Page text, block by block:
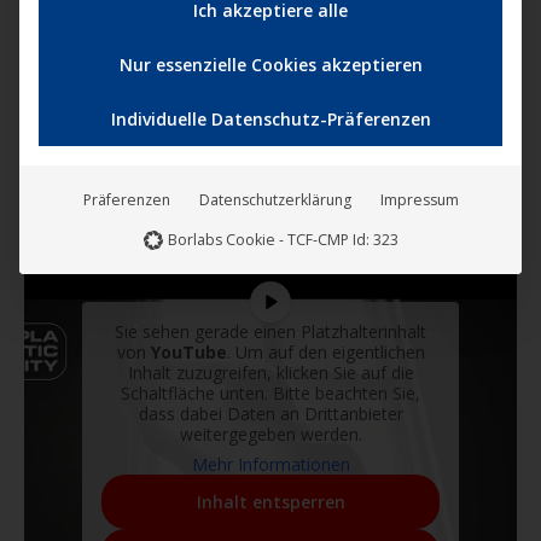
Sie sehen gerade einen Platzhalterinhalt
von YouTube. Um auf den eigentlichen
Inhalt zuzugreifen, klicken Sie auf die
Schaltfläche unten. Bitte beachten Sie,
dass dabei Daten an Drittanbieter
weitergegeben werden.
Mehr Informationen
Inhalt entsperren
Ich akzeptiere alle
Nur essenzielle Cookies akzeptieren
Individuelle Datenschutz-Präferenzen
Präferenzen Datenschutzerklärung
Impressum
Borlabs Cookie - TCF-CMP Id: 323